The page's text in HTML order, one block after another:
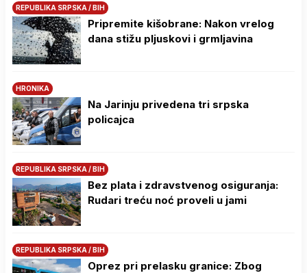
REPUBLIKA SRPSKA / BIH
Pripremite kišobrane: Nakon vrelog
dana stižu pljuskovi i grmljavina
HRONIKA
Na Јarinju privedena tri srpska
policajca
REPUBLIKA SRPSKA / BIH
Bez plata i zdravstvenog osiguranja:
Rudari treću noć proveli u jami
REPUBLIKA SRPSKA / BIH
Oprez pri prelasku granice: Zbog